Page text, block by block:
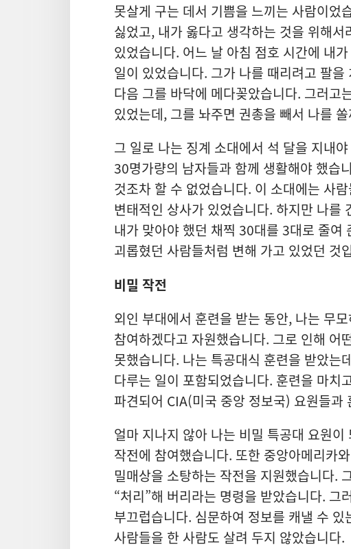
못살게 구는 데서 기쁨을 느끼는 사람이었
싫었고, 내가 옳다고 생각하는 것을 위해
있었습니다. 어느 날 아침 점호 시간에 내
일이 있었습니다. 그가 나를 때리려고 팔
다음 그를 바닥에 메다꽂았습니다. 그러고
있었는데, 그를 놔주면 권총을 빼서 나를
그 일로 나는 징계 소대에서 석 달을 지내
30명가량의 남자들과 함께 생활해야 했습
것조차 할 수 없었습니다. 이 소대에는 사
변태적인 상사가 있었습니다. 하지만 나를
내가 맞아야 했던 채찍 30대를 3대로 줄여
괴롭혔던 사람들처럼 변해 가고 있었던 것
비밀 작전
외인 부대에서 훈련을 받는 동안, 나는 무
참여하겠다고 자원했습니다. 그로 인해 어
못했습니다. 나는 특공대식 훈련을 받았는
다루는 일이 포함되었습니다. 훈련을 마치
파견되어 CIA(미국 중앙 정보국) 요원들과
얼마 지나지 않아 나는 비밀 특공대 요원
작전에 참여했습니다. 또한 중앙아메리카
밀매상을 소탕하는 작전을 지원했습니다.
“처리”해 버리라는 명령을 받았습니다. 그
부끄럽습니다. 심문하여 정보를 캐낼 수
사람들을 한 사람도 살려 두지 않았습니다.